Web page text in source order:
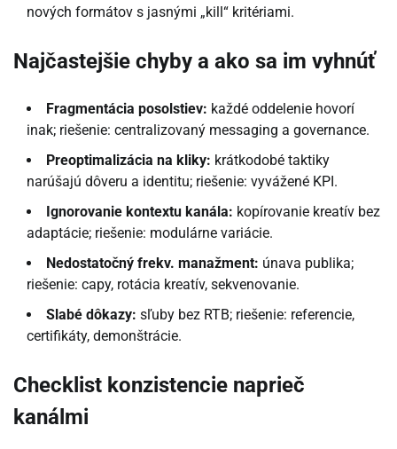
nových formátov s jasnými „kill“ kritériami.
Najčastejšie chyby a ako sa im vyhnúť
Fragmentácia posolstiev: každé oddelenie hovorí
inak; riešenie: centralizovaný messaging a governance.
Preoptimalizácia na kliky: krátkodobé taktiky
narúšajú dôveru a identitu; riešenie: vyvážené KPI.
Ignorovanie kontextu kanála: kopírovanie kreatív bez
adaptácie; riešenie: modulárne variácie.
Nedostatočný frekv. manažment: únava publika;
riešenie: capy, rotácia kreatív, sekvenovanie.
Slabé dôkazy: sľuby bez RTB; riešenie: referencie,
certifikáty, demonštrácie.
Checklist konzistencie naprieč
kanálmi